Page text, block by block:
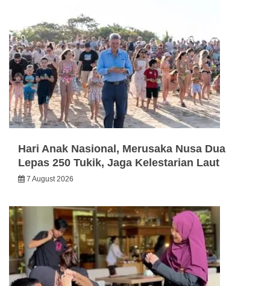
Hari Anak Nasional, Merusaka Nusa Dua
Lepas 250 Tukik, Jaga Kelestarian Laut
7 August 2026